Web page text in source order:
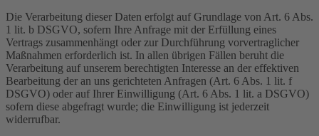
Die Verarbeitung dieser Daten erfolgt auf Grundlage von Art. 6 Abs.
1 lit. b DSGVO, sofern Ihre Anfrage mit der Erfüllung eines
Vertrags zusammenhängt oder zur Durchführung vorvertraglicher
Maßnahmen erforderlich ist. In allen übrigen Fällen beruht die
Verarbeitung auf unserem berechtigten Interesse an der effektiven
Bearbeitung der an uns gerichteten Anfragen (Art. 6 Abs. 1 lit. f
DSGVO) oder auf Ihrer Einwilligung (Art. 6 Abs. 1 lit. a DSGVO)
sofern diese abgefragt wurde; die Einwilligung ist jederzeit
widerrufbar.